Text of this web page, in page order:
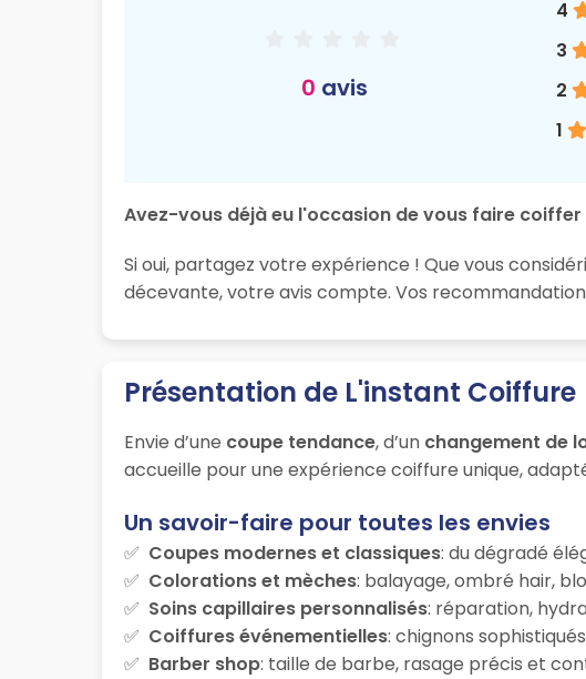
0 avis
4
3
2
1
Avez-vous déjà eu l'occasion de vous faire
Si oui, partagez votre expérience ! Que vous
décevante, votre avis compte. Vos
Présentation de L'instant Coiffure
Envie d’une coupe tendance, d’un changement de
accueille pour une expérience coiffure unique,
Un savoir-faire pour toutes les envies
Coupes modernes et classiques: du dégradé
Colorations et mèches: balayage, ombré hair,
Soins capillaires personnalisés: réparation,
Coiffures événementielles: chignons
Barber shop: taille de barbe, rasage précis et